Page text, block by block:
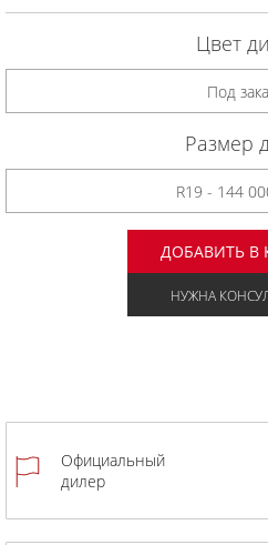
Цвет
Под
Размер
R19 - 144
ДОБАВИТЬ В
НУЖНА
Официальный
дилер